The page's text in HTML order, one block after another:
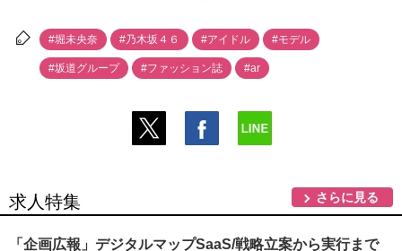
#堀未央奈 #乃木坂４６ #アイドル #モデル
#坂道グループ #ファッション誌 #ar
求人特集 さらに見る
「企画広報」デジタルマップSaaS/戦略立案から実行まで